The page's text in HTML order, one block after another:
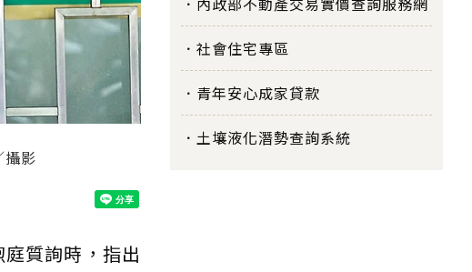
攝影
質詢時，指出
社會住宅專區
青年安心成家貸款
土壤液化潛勢查詢系統